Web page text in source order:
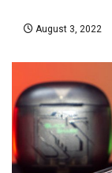
August 3, 2022